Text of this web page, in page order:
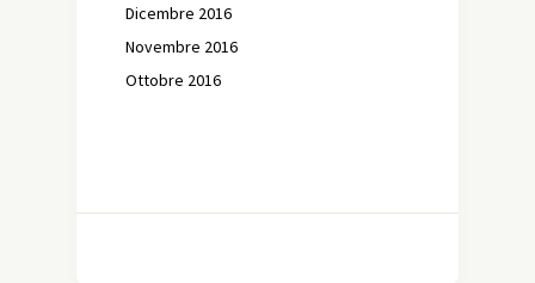
Dicembre 2016
Novembre 2016
Ottobre 2016